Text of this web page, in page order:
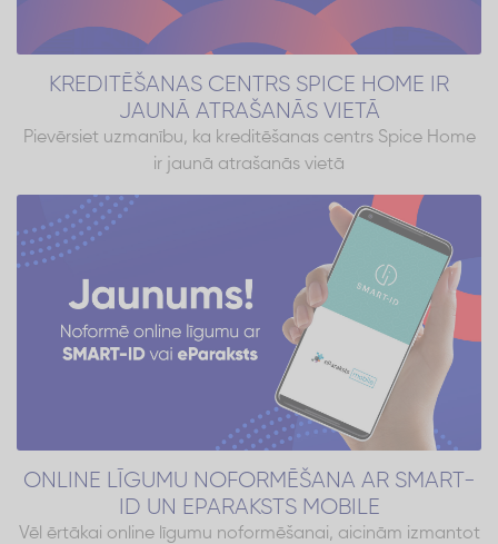
KREDITĒŠANAS CENTRS SPICE HOME IR
JAUNĀ ATRAŠANĀS VIETĀ
Pievērsiet uzmanību, ka kreditēšanas centrs Spice Home
ir jaunā atrašanās vietā
ONLINE LĪGUMU NOFORMĒŠANA AR SMART-
ID UN EPARAKSTS MOBILE
Vēl ērtākai online līgumu noformēšanai, aicinām izmantot